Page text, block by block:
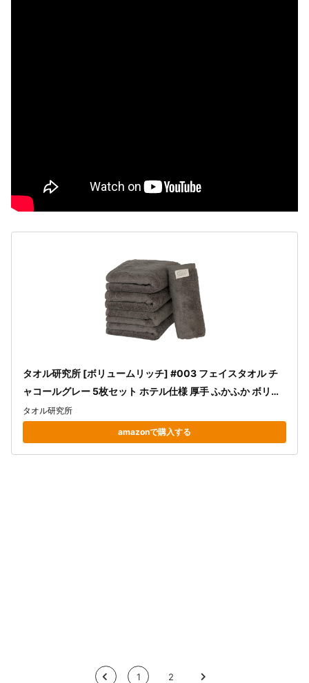
タオル研究所 [ボリュームリッチ] #003 フェイスタオル チ
ャコールグレー 5枚セット ホテル仕様 厚手 ふかふか ボリュ
ーム 高速吸水 耐久性 綿100% 480GSM JapanTechnology
タオル研究所
amazonで購入する
< 1 2 >